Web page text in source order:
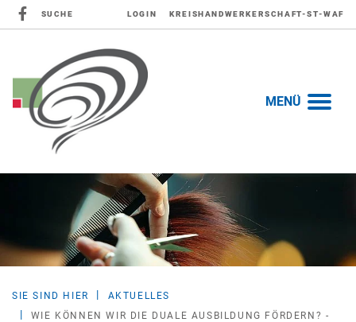
SUCHE LOGIN KREISHANDWERKERSCHAFT-ST-WAF
MENÜ
SIE SIND HIER
AKTUELLES
WIE KÖNNEN WIR DIE DUALE AUSBILDUNG FÖRDERN? -